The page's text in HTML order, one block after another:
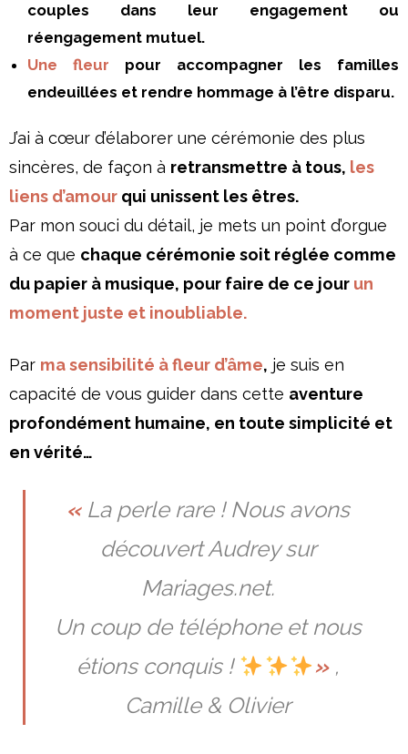
couples dans leur engagement ou
réengagement mutuel.
Une fleur pour accompagner les familles
endeuillées et rendre hommage à l’être disparu.
J’ai à cœur d’élaborer une cérémonie des plus
sincères, de façon à retransmettre à tous, les
liens d’amour qui unissent les êtres.
Par mon souci du détail, je mets un point d’orgue
à ce que chaque cérémonie soit réglée comme
du papier à musique, pour faire de ce jour un
moment juste et inoubliable.
Par ma sensibilité à fleur d’âme, je suis en
capacité de vous guider dans cette aventure
profondément humaine, en toute simplicité et
en vérité…
« La perle rare ! Nous avons
découvert Audrey sur
Mariages.net.
Un coup de téléphone et nous
étions conquis !
»,
Camille & Olivier